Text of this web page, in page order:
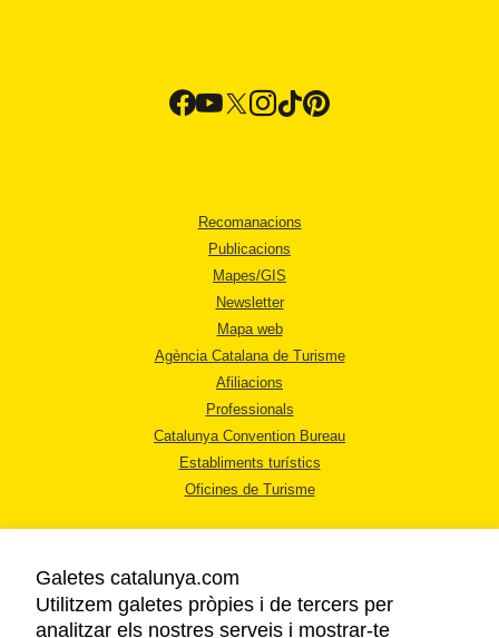
Recomanacions
Publicacions
Mapes/GIS
Newsletter
Mapa web
Agència Catalana de Turisme
Afiliacions
Professionals
Catalunya Convention Bureau
Establiments turístics
Oficines de Turisme
Galetes catalunya.com
Utilitzem galetes pròpies i de tercers per
analitzar els nostres serveis i mostrar-te